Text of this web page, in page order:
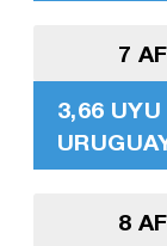
7
3,66 UYU
8